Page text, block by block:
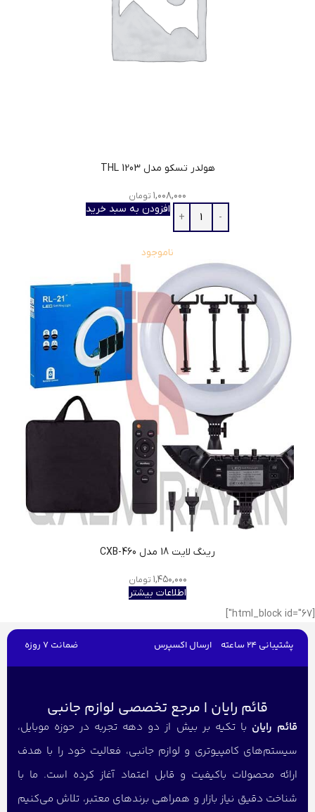
هولدر تسکو مدل THL 1203
۱,۰۰۸,۰۰۰ تومان
افزودن به سبد خرید
ناموجود
رينگ لايت 18 مدل CXB-460
۱,۴۵۰,۰۰۰ تومان
اطلاعات بیشتر
[html_block id="67"]
پشتیبانی 24 ساعته ارسال اکسپرس ضمانت 7 روزه
قائم رایان | مرجع تخصصی لوازم جانبی
قائم رایان با تکیه بر بیش از دو دهه تجربه در حوزه موبایل،
سیستم‌های کامپیوتری و لوازم جانبی، فعالیت خود را با هدف
ارائه محصولات باکیفیت و قابل اعتماد آغاز کرده است. ما با
شناخت دقیق نیاز بازار و همراهی برندهای معتبر، تلاش می‌کنیم